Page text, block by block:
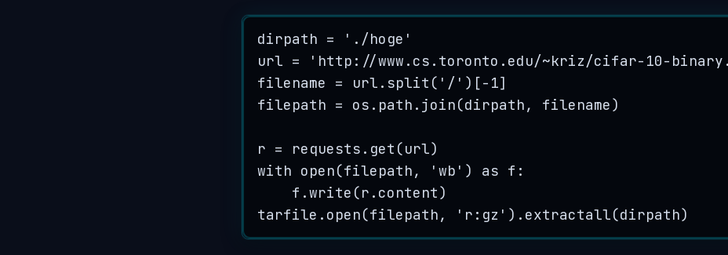
dirpath = ' ./hoge '
url = ' http://www.cs.toronto.edu/~kriz/cifar-10-
filename = url. split ( ' / ' ) [- 1]
filepath = os.path. join(dirpath, filename)
r = requests. get (url)
with open(filepath, 'wb ' ) as f:
f.write (r.content)
tarfile. open(filepath, ' r:gz ' ). extractall(dirpath)